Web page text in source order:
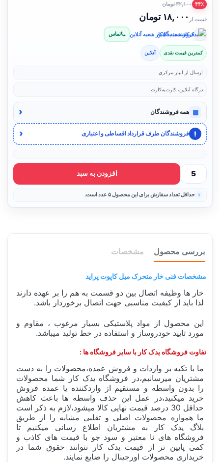
۴۴٪ ۳۲,۱۰۰ تومان
قیمت از ۱۸,۰۰۰ تومان
فروشنده: یدک‌کار شعبه آنلاین تماس
کمترین قیمت نقدی آنلاین
ارسال از انبار مرکزی
درگاه آنلاین، کارت‌به‌کارت
▦ همه فروشندگان ‹
! فروشندگان طرف قرارداد اقساطی و اعتباری ‹
افزودن به سبد
حداقل تعداد سفارش برای این محصول ۵ عدد است.
بررسی محصول مشخصات
مشخصات فنی خار متحرک میل کاپوت پراید
خار ها وظیفه اتصال بین دو قسمت به هم را بر عهده دارند
لذا باید از کیفیت مناسبی جهت اتصال برخوردار باشد.
این محصول از مواد پلاستیکی بسیار مرغوب ، مقاوم و
مورد تایید خودروساز و استفاده در خط تولید میباشد.
تفاوت فروشگاه یدک کار با سایر فروشگاه ها :
ما با تکیه بر واردات و فروش عمده،محصولات را به دست
مشتریان میرسانیم،در فروشگاه یدک کار شما محصولات
را بدون واسطه و مستقیم از واردکننده یا عمده فروش
خرید میکنید،در عمل این حذف واسطه ها باعث کاهش
حداقل 30 درصد قیمت نهایی کالا میشود،لازم به ذکر است
ما همواره محصولات اصلی و تقلبی مشابه را از طریق
بلاگ یدک کار به مشتریان اطلاع رسانی میکنیم تا
فروشگاه های نا معتبر و سود جو با قیمت های کاذب و
کمی پایین تر از قیمت یدک کار نتوانند حقوق شما در
خریداری محصولات اورجینال را ضایع نمایند.